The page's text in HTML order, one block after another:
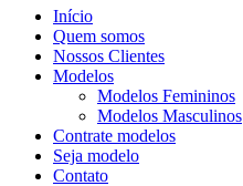
Início
Quem somos
Nossos Clientes
Modelos
Modelos Femininos
Modelos Masculinos
Contrate modelos
Seja modelo
Contato